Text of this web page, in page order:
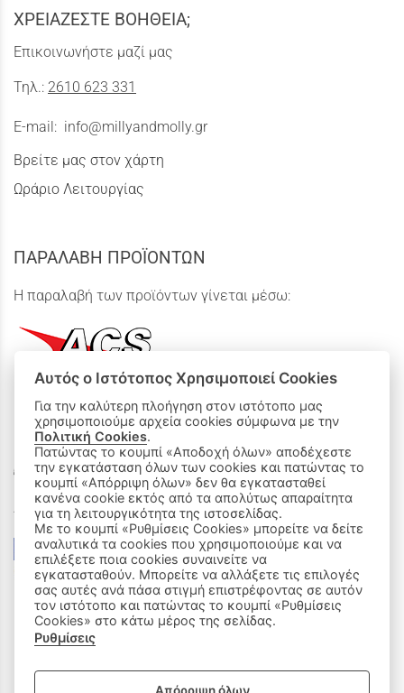
ΧΡΕΙΑΖΕΣΤΕ ΒΟΗΘΕΙΑ;
Επικοινωνήστε μαζί μας
Τηλ.: 2610 623 331
E-mail: info@millyandmolly.gr
Βρείτε μας στον χάρτη
Ωράριο Λειτουργίας
ΠΑΡΑΛΑΒΗ ΠΡΟΪΟΝΤΩΝ
Η παραλαβή των προϊόντων γίνεται μέσω:
ΟΙ ΑΓΟΡΕΣ ΜΟΥ
Καλάθι Αγορών
Δεχόμαστε όλες τις πιστωτικές κάρτες:
Αυτός ο Ιστότοπος Χρησιμοποιεί Cookies
Για την καλύτερη πλοήγηση στον ιστότοπο μας
χρησιμοποιούμε αρχεία cookies σύμφωνα με την
Πολιτική Cookies.
Πατώντας το κουμπί «Αποδοχή όλων» αποδέχεστε
την εγκατάσταση όλων των cookies και πατώντας το
κουμπί «Απόρριψη όλων» δεν θα εγκατασταθεί
κανένα cookie εκτός από τα απολύτως απαραίτητα
για τη λειτουργικότητα της ιστοσελίδας.
Με το κουμπί «Ρυθμίσεις Cookies» μπορείτε να δείτε
αναλυτικά τα cookies που χρησιμοποιούμε και να
επιλέξετε ποια cookies συναινείτε να
εγκατασταθούν. Μπορείτε να αλλάξετε τις επιλογές
σας αυτές ανά πάσα στιγμή επιστρέφοντας σε αυτόν
τον ιστότοπο και πατώντας το κουμπί «Ρυθμίσεις
Cookies» στο κάτω μέρος της σελίδας.
Ρυθμίσεις